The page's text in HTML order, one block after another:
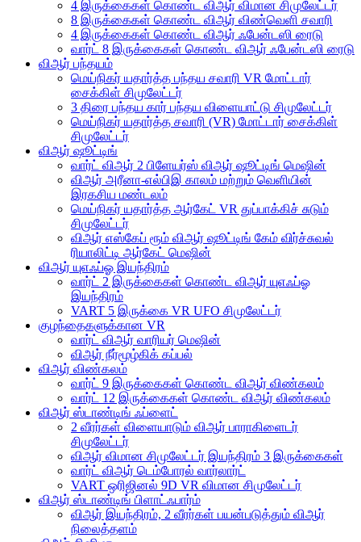
4 இருக்கைகள் கொண்ட விஆர் விமான சிமுலேட்டர்
8 இருக்கைகள் கொண்ட விஆர் விண்வெளி சவாரி
4 இருக்கைகள் கொண்ட விஆர் ஃபேன்டஸி ரைடு
வார்ட் 8 இருக்கைகள் கொண்ட விஆர் ஃபேன்டஸி ரைடு
விஆர் பந்தயம்
மெய்நிகர் யதார்த்த பந்தய சவாரி VR மோட்டார்
சைக்கிள் சிமுலேட்டர்
3 திரை பந்தய கார் பந்தய விளையாட்டு சிமுலேட்டர்
மெய்நிகர் யதார்த்த சவாரி (VR) மோட்டார் சைக்கிள்
சிமுலேட்டர்
விஆர் ஷூட்டிங்
வார்ட் விஆர் 2 பிளேயர்ஸ் விஆர் ஷூட்டிங் மெஷின்
விஆர் அரீனா-எல்பிஇ காலம் மற்றும் வெளியின்
இரகசிய மண்டலம்
மெய்நிகர் யதார்த்த ஆர்கேட் VR துப்பாக்கிச் சுடும்
சிமுலேட்டர்
விஆர் எஸ்கேப் ரூம் விஆர் ஷூட்டிங் கேம் விர்ச்சுவல்
ரியாலிட்டி ஆர்கேட் மெஷின்
விஆர் யுஎஃப்ஓ இயந்திரம்
வார்ட் 2 இருக்கைகள் கொண்ட விஆர் யுஎஃப்ஓ
இயந்திரம்
VART 5 இருக்கை VR UFO சிமுலேட்டர்
குழந்தைகளுக்கான VR
வார்ட் விஆர் வாரியர் மெஷின்
விஆர் நீர்மூழ்கிக் கப்பல்
விஆர் விண்கலம்
வார்ட் 9 இருக்கைகள் கொண்ட விஆர் விண்கலம்
வார்ட் 12 இருக்கைகள் கொண்ட விஆர் விண்கலம்
விஆர் ஸ்டாண்டிங் ஃப்ளைட்
2 வீரர்கள் விளையாடும் விஆர் பாராகிளைடர்
சிமுலேட்டர்
விஆர் விமான சிமுலேட்டர் இயந்திரம் 3 இருக்கைகள்
வார்ட் விஆர் டெம்போரல் வார்லார்ட்
VART ஒரிஜினல் 9D VR விமான சிமுலேட்டர்
விஆர் ஸ்டாண்டிங் பிளாட்ஃபார்ம்
விஆர் இயந்திரம், 2 வீரர்கள் பயன்படுத்தும் விஆர்
நிலைத்தளம்